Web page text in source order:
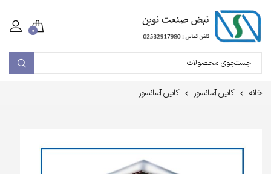
۰
خانه کابین آسانسور کابین آسانسور